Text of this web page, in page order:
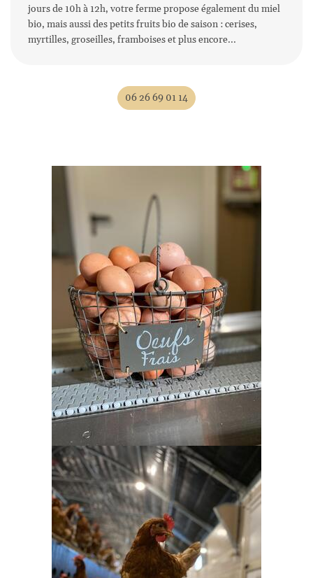
Rejoignez-
jours de 10h à 12h, votre ferme propose également du miel
bio, mais aussi des petits fruits bio de saison : cerises,
myrtilles, groseilles, framboises et plus encore...
06 26 69 01 14